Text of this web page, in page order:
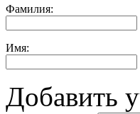
Фамилия:
Имя:
Добавить